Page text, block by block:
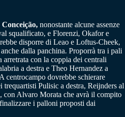
Conceição, nonostante alcune assenze
squalificato, e Florenzi, Okafor e
disporre di Leao e Loftus-Cheek,
dalla panchina. Proporrà tra i pali
con la coppia dei centrali
a destra e Theo Hernandez a
centrocampo dovrebbe schierare
trequartisti Pulisic a destra, Reijnders al
con Alvaro Morata che avrà il compito
i palloni proposti dai